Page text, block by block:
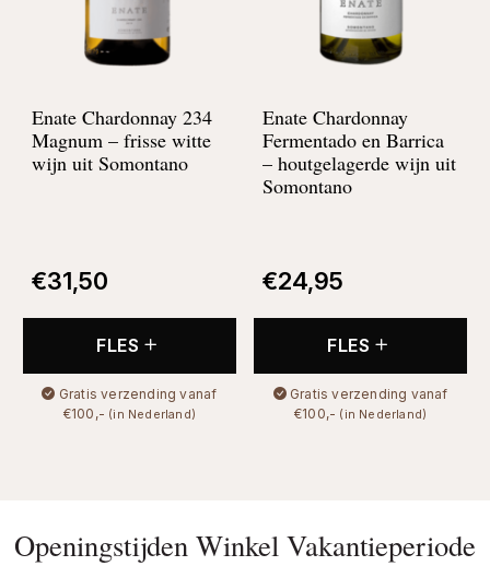
Enate Chardonnay 234
Magnum – frisse witte
wijn uit Somontano
€31,50
FLES
Gratis verzending vanaf
€100,- (in Nederland)
Enate Chardonnay
Fermentado en Barrica
– houtgelagerde wijn uit
Somontano
€24,95
FLES
Gratis verzending vanaf
€100,- (in Nederland)
Openingstijden Winkel Vakantieperiode